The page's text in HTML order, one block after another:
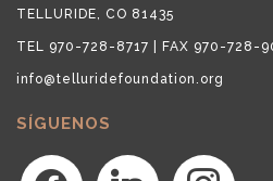
TELLURIDE, CO 81435
TEL 970-728-8717 | FAX 970-728-
info@telluridefoundation.org
SÍGUENOS
facebook linkedin instagram